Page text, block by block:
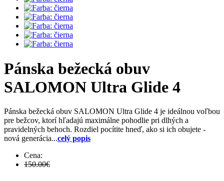
Pánska bežecká obuv
SALOMON Ultra Glide 4
Pánska bežecká obuv SALOMON Ultra Glide 4 je ideálnou voľbou
pre bežcov, ktorí hľadajú maximálne pohodlie pri dlhých a
pravidelných behoch. Rozdiel pocítite hneď, ako si ich obujete -
nová generácia...celý popis
Cena:
150.00€